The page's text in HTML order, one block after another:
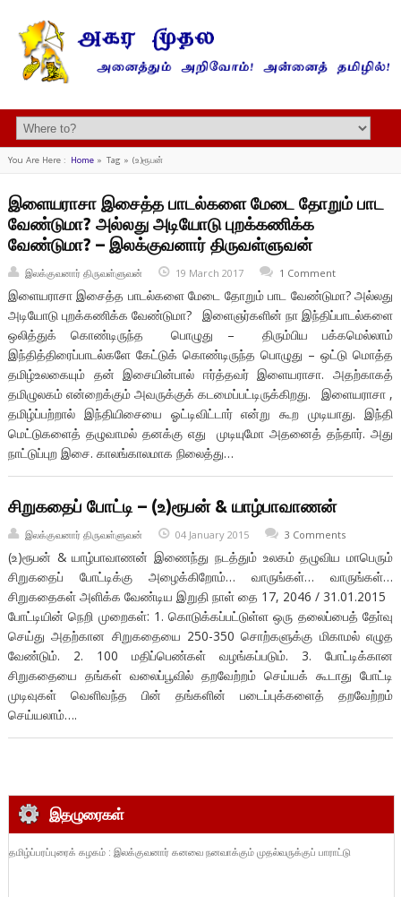
You Are Here : Home» Tag » (உ)ரூபன்
இளையராசா இசைத்த பாடல்களை மேடை தோறும் பாட
வேண்டுமா? அல்லது அடியோடு புறக்கணிக்க
வேண்டுமா? – இலக்குவனார் திருவள்ளுவன்
இலக்குவனார் திருவள்ளுவன் 19 March 2017 1 Comment
இளையராசா இசைத்த பாடல்களை மேடை தோறும் பாட வேண்டுமா? அல்லது
அடியோடு புறக்கணிக்க வேண்டுமா? இளைஞர்களின் நா இந்திப்பாடல்களை
ஒலித்துக் கொண்டிருந்த பொழுது – திரும்பிய பக்கமெல்லாம்
இந்தித்திரைப்பாடல்களே கேட்டுக் கொண்டிருந்த பொழுது – ஒட்டு மொத்த
தமிழ்உலகையும் தன் இசையின்பால் ஈர்த்தவர் இளையராசா. அதற்காகத்
தமிழுலகம் என்றைக்கும் அவருக்குக் கடமைப்பட்டிருக்கிறது. இளையராசா ,
தமிழ்ப்பற்றால் இந்தியிசையை ஓட்டிவிட்டார் என்று கூற முடியாது. இந்தி
மெட்டுகளைத் தழுவாமல் தனக்கு எது முடியுமோ அதனைத் தந்தார். அது
நாட்டுப்புற இசை. காலங்காலமாக நிலைத்து…
சிறுகதைப் போட்டி – (உ)ரூபன் & யாழ்பாவாணன்
இலக்குவனார் திருவள்ளுவன் 04 January 2015 3 Comments
(உ)ரூபன் & யாழ்பாவாணன் இணைந்து நடத்தும் உலகம் தழுவிய மாபெரும்
சிறுகதைப் போட்டிக்கு அழைக்கிறோம்… வாருங்கள்… வாருங்கள்…
சிறுகதைகள் அளிக்க வேண்டிய இறுதி நாள் தை 17, 2046 / 31.01.2015
போட்டியின் நெறி முறைகள்: 1. கொடுக்கப்பட்டுள்ள ஒரு தலைப்பைத் தோ்வு
செய்து அதற்கான சிறுகதையை 250-350 சொற்களுக்கு மிகாமல் எழுத
வேண்டும். 2. 100 மதிப்பெண்கள் வழங்கப்படும். 3. போட்டிக்கான
சிறுகதையை தங்கள் வலைப்பூவில் தறவேற்றம் செய்யக் கூடாது போட்டி
முடிவுகள் வெளிவந்த பின் தங்களின் படைப்புக்களைத் தறவேற்றம்
செய்யலாம்….
இதழுரைகள்
தமிழ்ப்பரப்புரைக் கழகம் : இலக்குவனார் கனவை நனவாக்கும் முதல்வருக்குப் பாராட்டு